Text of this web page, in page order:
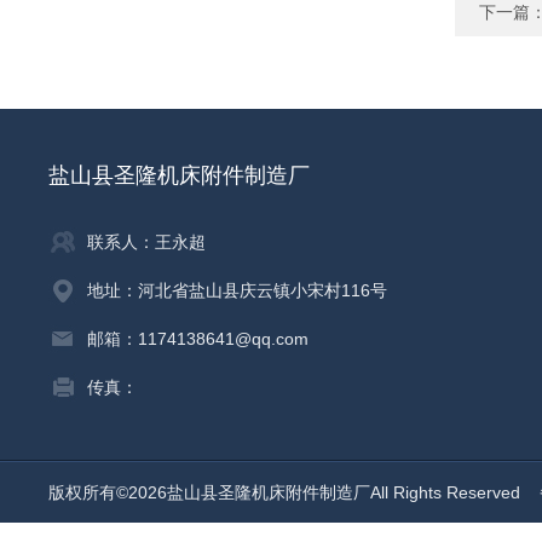
下一篇
盐山县圣隆机床附件制造厂
联系人：王永超
地址：河北省盐山县庆云镇小宋村116号
邮箱：1174138641@qq.com
传真：
版权所有©2026盐山县圣隆机床附件制造厂All Rights Reserved